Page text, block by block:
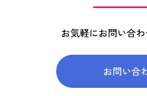
お気軽にお問い合わ
お問い合